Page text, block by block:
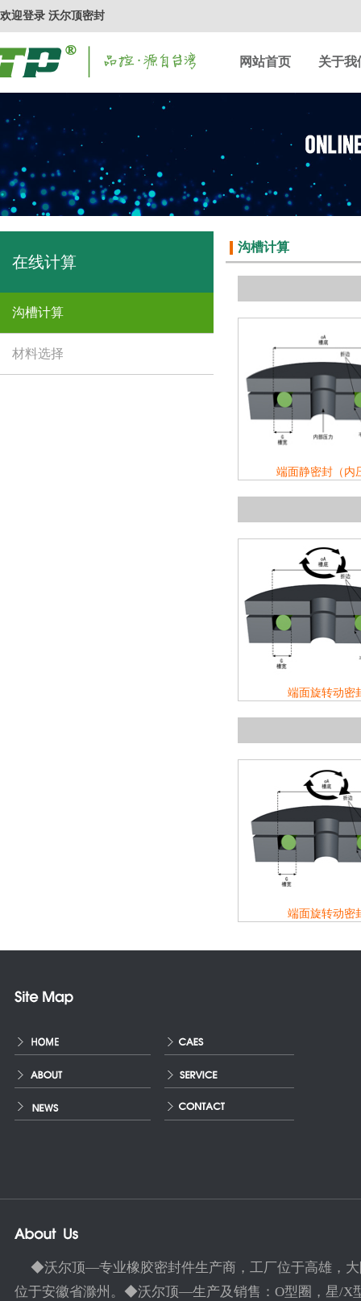
欢迎登录 沃尔顶密封
网站首页 关于我
在线计算
沟槽计算
材料选择
沟槽计算
端面静密封（内
端面旋转动密
端面旋转动密
◆沃尔顶—专业橡胶密封件生产商，工厂位于高雄，大
位于安徽省滁州。◆沃尔顶—生产及销售：O型圈，星/X